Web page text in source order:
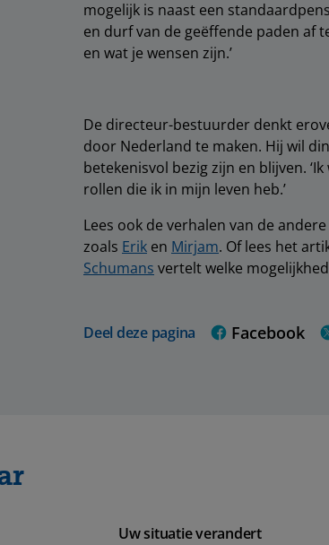
mogelijk is naast een
en durf van de geëffende paden af
en wat je wensen zijn.’
De directeur-bestuurder denkt
door Nederland te maken. Hij wil
betekenisvol bezig zijn en blijven.
rollen die ik in mijn leven heb.’
Lees ook de verhalen van de
zoals Erik en Mirjam. Of lees het
Schumans vertelt welke
Deel deze pagina Facebook
Uw situatie verandert